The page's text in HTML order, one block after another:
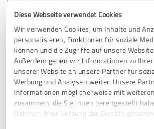
Diese Webseite verwendet Cookies
Wir verwenden Cookies, um Inhalte und
personalisieren, Funktionen für soziale
können und die Zugriffe auf unsere
Außerdem geben wir Informationen zu
unserer Website an unsere Partner für
Werbung und Analysen weiter. Unsere
Informationen möglicherweise mit
zusammen, die Sie ihnen bereitgestellt
Rahmen Ihrer Nutzung der Dienste
Erfahrungsbericht & Bewertung zu:
Honorarfinanz Offenburg
21.11.2022 Weber
Kommentar von Ralf Kornmayer: